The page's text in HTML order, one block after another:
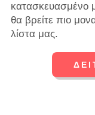
κατασκευασμένο
θα βρείτε πιο
λίστα μας.